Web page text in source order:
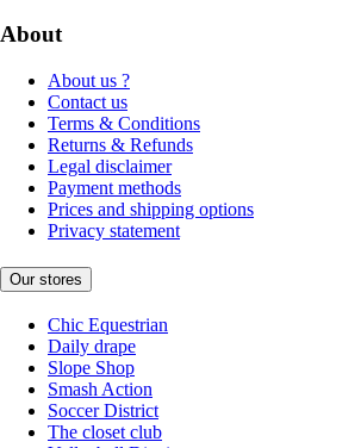
About
About us ?
Contact us
Terms & Conditions
Returns & Refunds
Legal disclaimer
Payment methods
Prices and shipping options
Privacy statement
Our stores
Chic Equestrian
Daily drape
Slope Shop
Smash Action
Soccer District
The closet club